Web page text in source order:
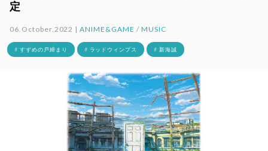
定
06.October.2022 |ANIME&GAME / MUSIC
# すずめの戸締まり # ラッドウィンプス # 新海誠